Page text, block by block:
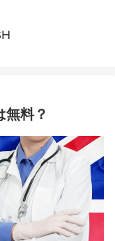
無料？